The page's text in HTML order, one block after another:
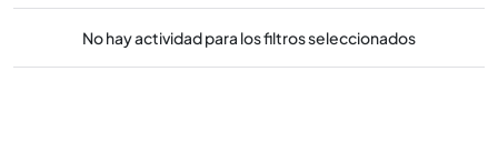
No hay actividad para los filtros seleccionados